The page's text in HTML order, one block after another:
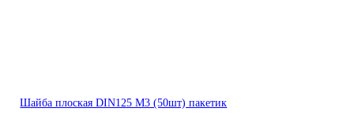
Шайба плоская DIN125 М3 (50шт) пакетик